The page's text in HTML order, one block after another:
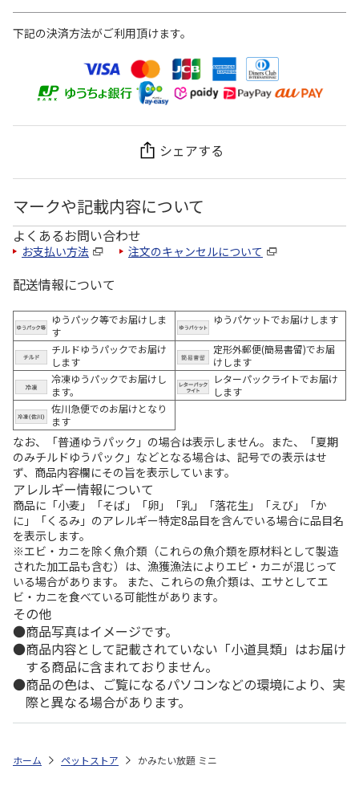
下記の決済方法がご利用頂けます。
シェアする
マークや記載内容について
よくあるお問い合わせ
お支払い方法 注文のキャンセルについて
配送情報について
ゆうパック等でお届けしま
す
ゆうパケットでお届けします
チルドゆうパックでお届け
します
定形外郵便(簡易書留)でお届
けします
冷凍ゆうパックでお届けし
ます。
レターパックライトでお届け
します
佐川急便でのお届けとなり
ます
なお、「普通ゆうパック」の場合は表示しません。また、「夏期
のみチルドゆうパック」などとなる場合は、記号での表示はせ
ず、商品内容欄にその旨を表示しています。
アレルギー情報について
商品に「小麦」「そば」「卵」「乳」「落花生」「えび」「か
に」「くるみ」のアレルギー特定8品目を含んでいる場合に品目名
を表示します。
※エビ・カニを除く魚介類（これらの魚介類を原材料として製造
された加工品も含む）は、漁獲漁法によりエビ・カニが混じって
いる場合があります。 また、これらの魚介類は、エサとしてエ
ビ・カニを食べている可能性があります。
その他
商品写真はイメージです。
商品内容として記載されていない「小道具類」はお届け
する商品に含まれておりません。
商品の色は、ご覧になるパソコンなどの環境により、実
際と異なる場合があります。
ホーム ペットストア かみたい放題 ミニ